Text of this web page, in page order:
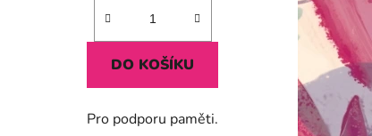
DO KOŠÍKU
Pro podporu paměti.